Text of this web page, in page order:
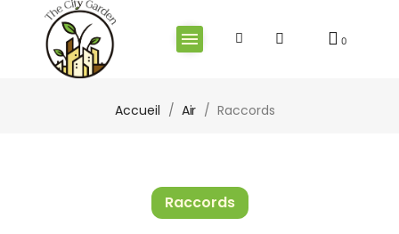
Accueil Air Raccords
Raccords